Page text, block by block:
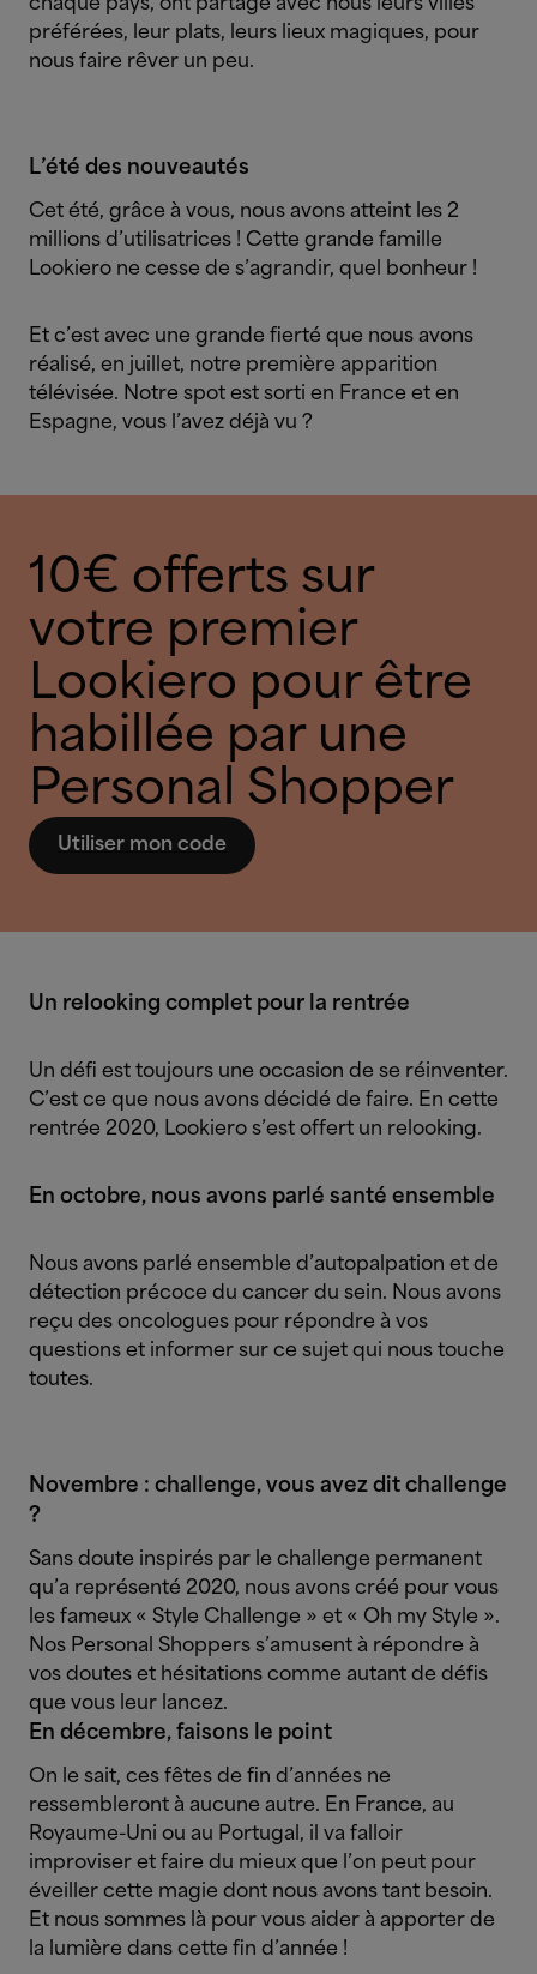
chaque pays, ont partagé avec nous leurs villes
préférées, leur plats, leurs lieux magiques, pour
nous faire rêver un peu.
L’été des nouveautés
Cet été, grâce à vous, nous avons atteint les 2
millions d’utilisatrices ! Cette grande famille
Lookiero ne cesse de s’agrandir, quel bonheur !
Et c’est avec une grande fierté que nous avons
réalisé, en juillet, notre première apparition
télévisée. Notre spot est sorti en France et en
Espagne, vous l’avez déjà vu ?
10€ offerts sur
votre premier
Lookiero pour être
habillée par une
Personal Shopper
Utiliser mon code
Un relooking complet pour la rentrée
Un défi est toujours une occasion de se réinventer.
C’est ce que nous avons décidé de faire. En cette
rentrée 2020, Lookiero s’est offert un relooking.
En octobre, nous avons parlé santé ensemble
Nous avons parlé ensemble d’autopalpation et de
détection précoce du cancer du sein. Nous avons
reçu des oncologues pour répondre à vos
questions et informer sur ce sujet qui nous touche
toutes.
Novembre : challenge, vous avez dit challenge
?
Sans doute inspirés par le challenge permanent
qu’a représenté 2020, nous avons créé pour vous
les fameux « Style Challenge » et « Oh my Style ».
Nos Personal Shoppers s’amusent à répondre à
vos doutes et hésitations comme autant de défis
que vous leur lancez.
En décembre, faisons le point
On le sait, ces fêtes de fin d’années ne
ressembleront à aucune autre. En France, au
Royaume-Uni ou au Portugal, il va falloir
improviser et faire du mieux que l’on peut pour
éveiller cette magie dont nous avons tant besoin.
Et nous sommes là pour vous aider à apporter de
la lumière dans cette fin d’année !